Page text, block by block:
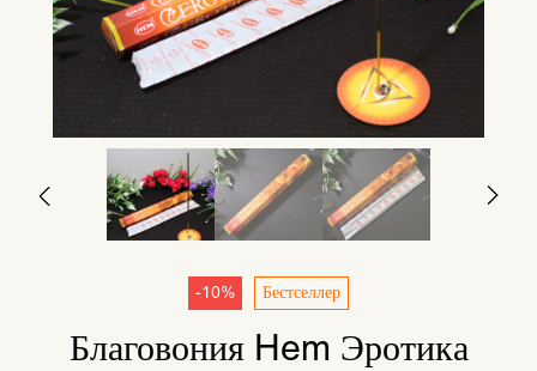
-10% Бестселлер
Благовония Hem Эротика